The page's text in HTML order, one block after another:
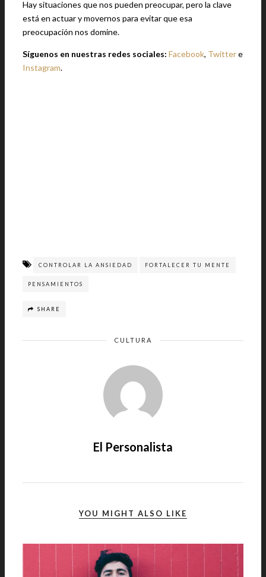
Hay situaciones que nos pueden preocupar, pero la clave
está en actuar y movernos para evitar que esa
preocupación nos domine.
Síguenos en nuestras redes sociales: Facebook, Twittere
Instagram.
CONTROLAR LA ANSIEDAD FORTALECER TU MENTE
PENSAMIENTOS
SHARE
CULTURA
El Personalista
YOU MIGHT ALSO LIKE